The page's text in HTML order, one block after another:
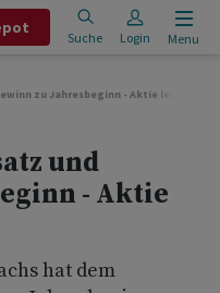
Suche Login Menu
zu Jahresbeginn - Aktie legt zu
und
- Aktie
hat dem